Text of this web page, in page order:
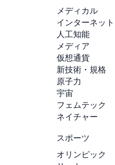
メディカル
インターネット
人工知能
メディア
仮想通貨
新技術・規格
原子力
宇宙
フェムテック
ネイチャー
スポーツ
オリンピック